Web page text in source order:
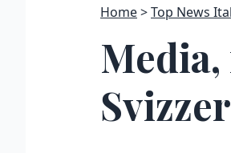
Home Top News